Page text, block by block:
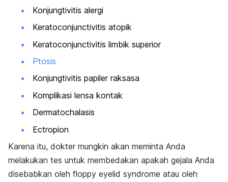
Konjungtivitis alergi
Keratoconjunctivitis atopik
Keratoconjunctivitis limbik superior
Ptosis
Konjungtivitis papiler raksasa
Komplikasi lensa kontak
Dermatochalasis
Ectropion
Karena itu, dokter mungkin akan meminta Anda
melakukan tes untuk membedakan apakah gejala Anda
disebabkan oleh floppy eyelid syndrome atau oleh